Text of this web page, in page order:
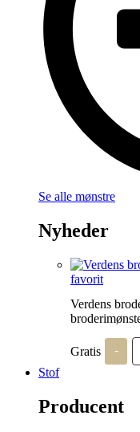
Se alle mønstre
Nyheder
favorit
Verdens
Gratis -
Stof
Producent